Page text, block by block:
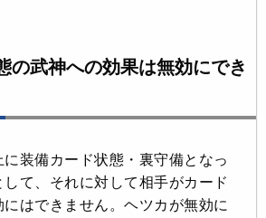
の武神への効果は無効にでき
装備カード状態・裏守備となっ
て、それに対して相手がカード
はできません。ヘツカが無効に